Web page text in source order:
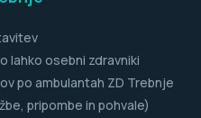
lahko osebni zdravniki
po ambulantah ZD Trebnje
pripombe in pohvale)